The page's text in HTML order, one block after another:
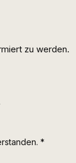
zu werden.
*